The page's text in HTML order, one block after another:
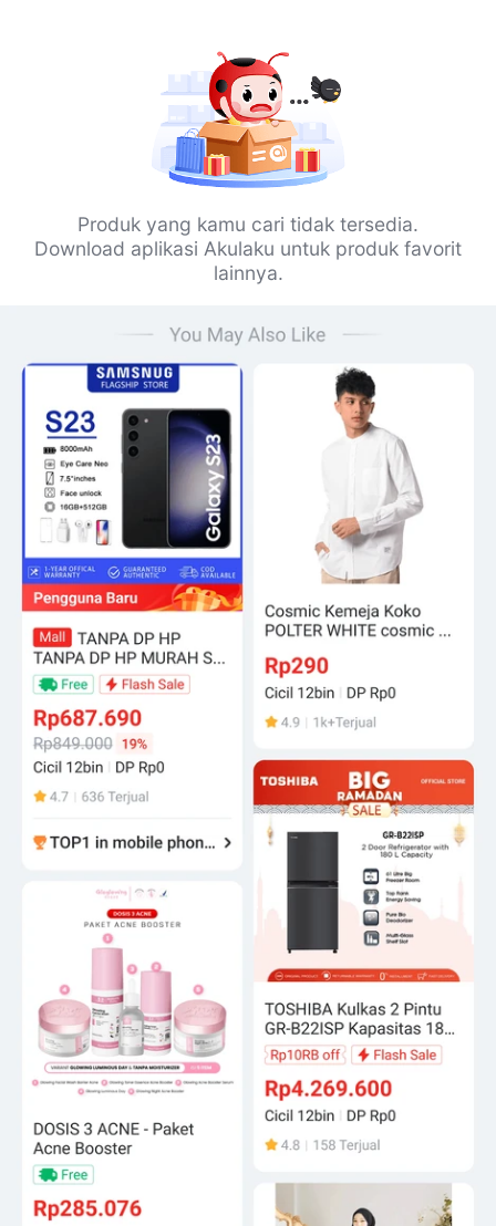
Produk yang kamu cari tidak tersedia.
Download aplikasi Akulaku untuk produk favorit
lainnya.